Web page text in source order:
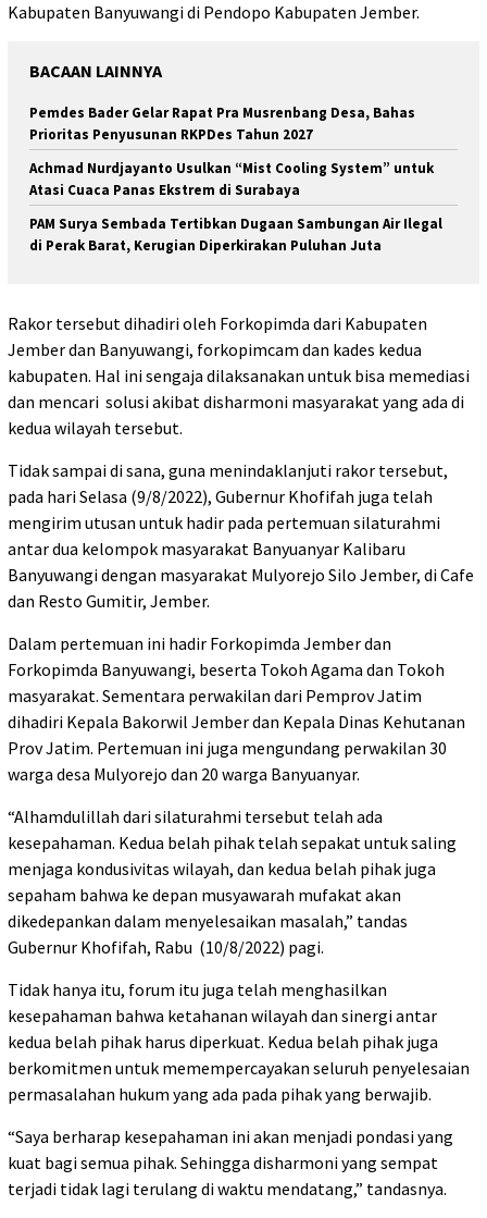
Kabupaten Banyuwangi di Pendopo Kabupaten Jember.
BACAAN LAINNYA
Pemdes Bader Gelar Rapat Pra Musrenbang Desa, Bahas
Prioritas Penyusunan RKPDes Tahun 2027
Achmad Nurdjayanto Usulkan “Mist Cooling System” untuk
Atasi Cuaca Panas Ekstrem di Surabaya
PAM Surya Sembada Tertibkan Dugaan Sambungan Air Ilegal
di Perak Barat, Kerugian Diperkirakan Puluhan Juta
Rakor tersebut dihadiri oleh Forkopimda dari Kabupaten
Jember dan Banyuwangi, forkopimcam dan kades kedua
kabupaten. Hal ini sengaja dilaksanakan untuk bisa memediasi
dan mencari solusi akibat disharmoni masyarakat yang ada di
kedua wilayah tersebut.
Tidak sampai di sana, guna menindaklanjuti rakor tersebut,
pada hari Selasa (9/8/2022), Gubernur Khofifah juga telah
mengirim utusan untuk hadir pada pertemuan silaturahmi
antar dua kelompok masyarakat Banyuanyar Kalibaru
Banyuwangi dengan masyarakat Mulyorejo Silo Jember, di Cafe
dan Resto Gumitir, Jember.
Dalam pertemuan ini hadir Forkopimda Jember dan
Forkopimda Banyuwangi, beserta Tokoh Agama dan Tokoh
masyarakat. Sementara perwakilan dari Pemprov Jatim
dihadiri Kepala Bakorwil Jember dan Kepala Dinas Kehutanan
Prov Jatim. Pertemuan ini juga mengundang perwakilan 30
warga desa Mulyorejo dan 20 warga Banyuanyar.
“Alhamdulillah dari silaturahmi tersebut telah ada
kesepahaman. Kedua belah pihak telah sepakat untuk saling
menjaga kondusivitas wilayah, dan kedua belah pihak juga
sepaham bahwa ke depan musyawarah mufakat akan
dikedepankan dalam menyelesaikan masalah,” tandas
Gubernur Khofifah, Rabu (10/8/2022) pagi.
Tidak hanya itu, forum itu juga telah menghasilkan
kesepahaman bahwa ketahanan wilayah dan sinergi antar
kedua belah pihak harus diperkuat. Kedua belah pihak juga
berkomitmen untuk memempercayakan seluruh penyelesaian
permasalahan hukum yang ada pada pihak yang berwajib.
“Saya berharap kesepahaman ini akan menjadi pondasi yang
kuat bagi semua pihak. Sehingga disharmoni yang sempat
terjadi tidak lagi terulang di waktu mendatang,” tandasnya.